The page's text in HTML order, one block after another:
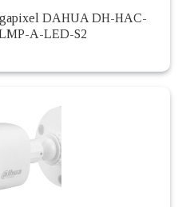
DAHUA DH-HAC-
A-LED-S2